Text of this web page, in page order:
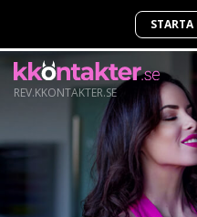
REV.KKONTAKTER.SE